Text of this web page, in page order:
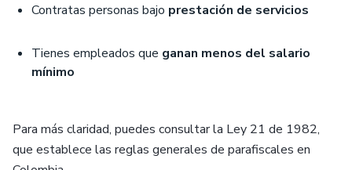
Contratas personas bajo prestación de servicios
Tienes empleados que ganan menos del salario
mínimo
Para más claridad, puedes consultar la Ley 21 de 1982,
que establece las reglas generales de parafiscales en